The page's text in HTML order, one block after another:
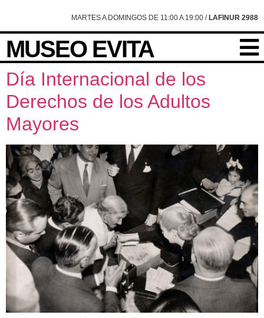
MARTES A DOMINGOS DE 11:00 A 19:00 / LAFINUR 2988
MUSEO EVITA
Día Internacional de los
Derechos de los Adultos
Mayores